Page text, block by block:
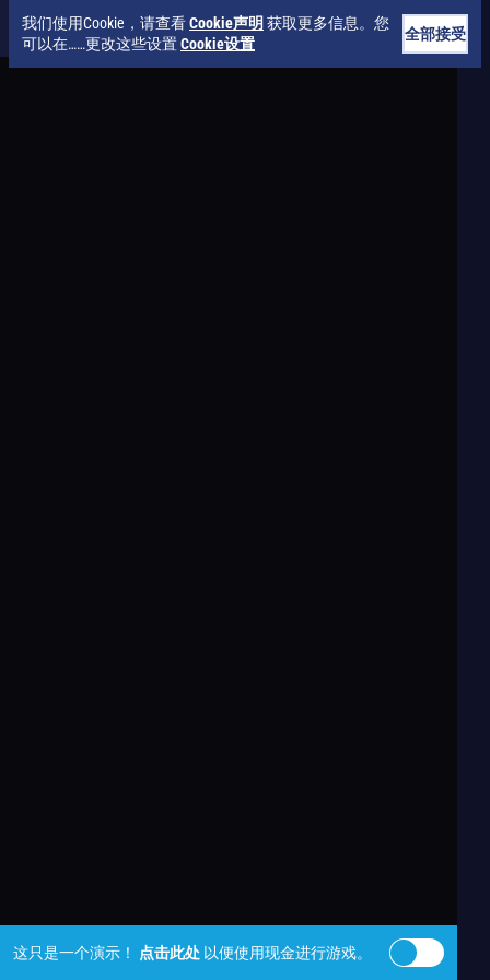
这只是一个演示！ 点击此处 以便使用现金进行游戏。
我们使用Cookie，请查看Cookie声明 获取更多信息。您
可以在……更改这些设置Cookie设置
全部接受